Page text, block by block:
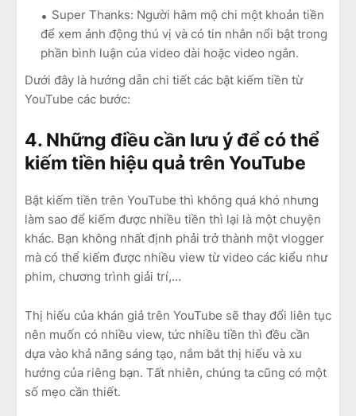
Super Thanks: Người hâm mộ chi một khoản tiền
để xem ảnh động thú vị và có tin nhắn nổi bật trong
phần bình luận của video dài hoặc video ngắn.
Dưới đây là hướng dẫn chi tiết các bật kiếm tiền từ
YouTube các bước:
4. Những điều cần lưu ý để có thể
kiếm tiền hiệu quả trên YouTube
Bật kiếm tiền trên YouTube thì không quá khó nhưng
làm sao để kiếm được nhiều tiền thì lại là một chuyện
khác. Bạn không nhất định phải trở thành một vlogger
mà có thể kiếm được nhiều view từ video các kiểu như
phim, chương trình giải trí,…
Thị hiếu của khán giả trên YouTube sẽ thay đổi liên tục
nên muốn có nhiều view, tức nhiều tiền thì đều cần
dựa vào khả năng sáng tạo, nắm bắt thị hiếu và xu
hướng của riêng bạn. Tất nhiên, chúng ta cũng có một
số mẹo cần thiết.